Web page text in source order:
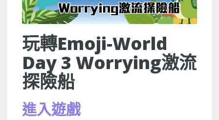
玩轉Emoji-World
Day 3 Worrying激流
探險船
進入遊戲